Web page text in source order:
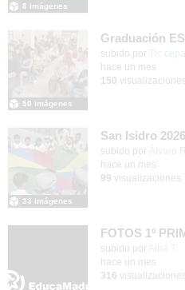
8 imágenes
Graduación
subido por Tic
50 imágenes
hace un mes
150 visualizaciones
San Isidro
Contenido
subido por Álvaro R.
33 imágenes
hace un mes
99 visualizaciones
subido por Alba T.
hace un mes
316 visualizaciones